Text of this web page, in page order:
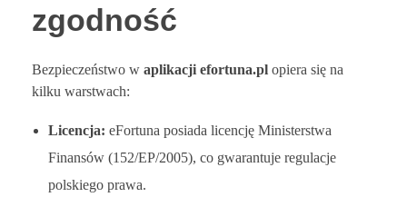
zgodność
Bezpieczeństwo w aplikacji efortuna.pl opiera się na
kilku warstwach:
Licencja: eFortuna posiada licencję Ministerstwa
Finansów (152/EP/2005), co gwarantuje regulacje
polskiego prawa.